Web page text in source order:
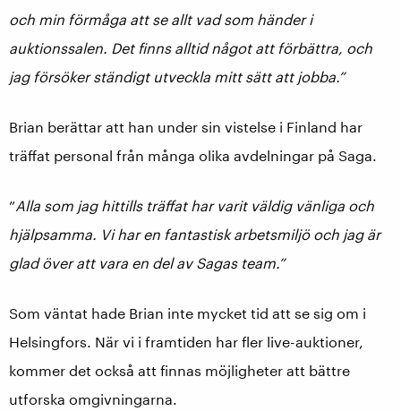
och min förmåga att se allt vad som händer i
auktionssalen. Det finns alltid något att förbättra, och
jag försöker ständigt utveckla mitt sätt att jobba.”
Brian berättar att han under sin vistelse i Finland har
träffat personal från många olika avdelningar på Saga.
”Alla som jag hittills träffat har varit väldig vänliga och
hjälpsamma. Vi har en fantastisk arbetsmiljö och jag är
glad över att vara en del av Sagas team.”
Som väntat hade Brian inte mycket tid att se sig om i
Helsingfors. När vi i framtiden har fler live-auktioner,
kommer det också att finnas möjligheter att bättre
utforska omgivningarna.